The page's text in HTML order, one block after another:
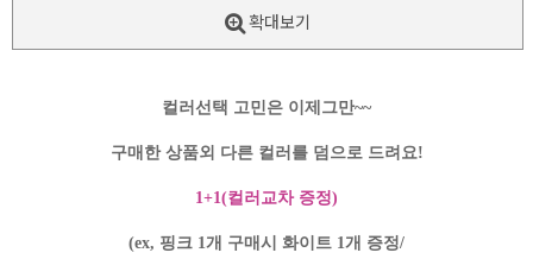
확대보기
컬러선택 고민은 이제그만~~
구매한 상품외 다른 컬러를 덤으로 드려요!
1+1(컬러교차 증정)
(ex, 핑크 1개 구매시 화이트 1개 증정/